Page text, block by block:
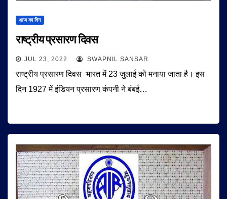
आज का दिन
राष्ट्रीय प्रसारण दिवस
JUL 23, 2022 SWAPNIL SANSAR
राष्ट्रीय प्रसारण दिवस भारत में 23 जुलाई को मनाया जाता है। इस
दिन 1927 में इंडियन प्रसारण कंपनी ने बंबई…